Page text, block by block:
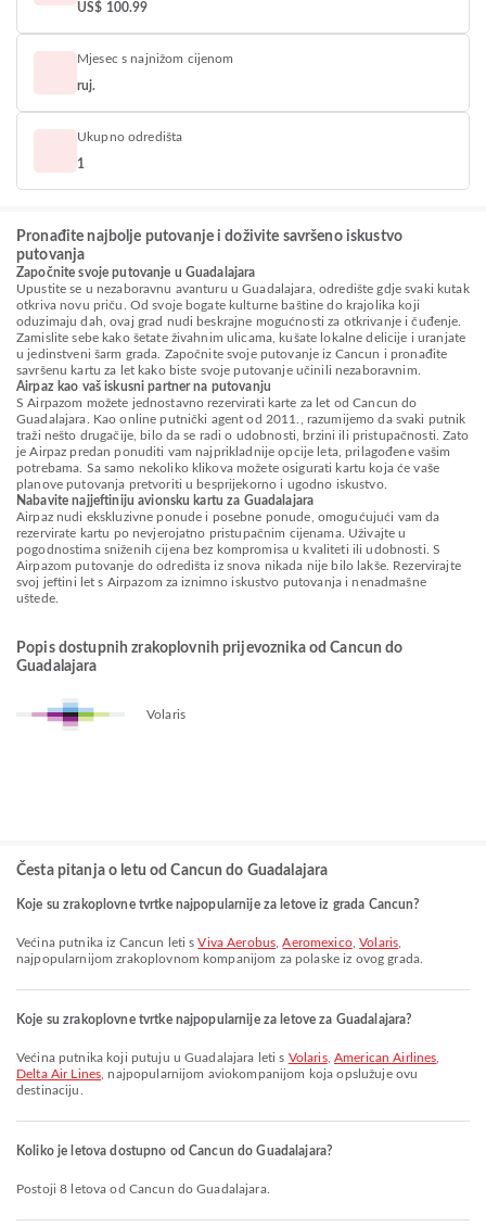
US$ 100.99
Mjesec s najnižom cijenom
ruj.
Ukupno odredišta
1
Pronađite najbolje putovanje i doživite savršeno iskustvo
putovanja
Započnite svoje putovanje u Guadalajara
Upustite se u nezaboravnu avanturu u Guadalajara, odredište gdje svaki kutak
otkriva novu priču. Od svoje bogate kulturne baštine do krajolika koji
oduzimaju dah, ovaj grad nudi beskrajne mogućnosti za otkrivanje i čuđenje.
Zamislite sebe kako šetate živahnim ulicama, kušate lokalne delicije i uranjate
u jedinstveni šarm grada. Započnite svoje putovanje iz Cancun i pronađite
savršenu kartu za let kako biste svoje putovanje učinili nezaboravnim.
Airpaz kao vaš iskusni partner na putovanju
S Airpazom možete jednostavno rezervirati karte za let od Cancun do
Guadalajara. Kao online putnički agent od 2011., razumijemo da svaki putnik
traži nešto drugačije, bilo da se radi o udobnosti, brzini ili pristupačnosti. Zato
je Airpaz predan ponuditi vam najprikladnije opcije leta, prilagođene vašim
potrebama. Sa samo nekoliko klikova možete osigurati kartu koja će vaše
planove putovanja pretvoriti u besprijekorno i ugodno iskustvo.
Nabavite najjeftiniju avionsku kartu za Guadalajara
Airpaz nudi ekskluzivne ponude i posebne ponude, omogućujući vam da
rezervirate kartu po nevjerojatno pristupačnim cijenama. Uživajte u
pogodnostima sniženih cijena bez kompromisa u kvaliteti ili udobnosti. S
Airpazom putovanje do odredišta iz snova nikada nije bilo lakše. Rezervirajte
svoj jeftini let s Airpazom za iznimno iskustvo putovanja i nenadmašne
uštede.
Popis dostupnih zrakoplovnih prijevoznika od Cancun do
Guadalajara
Volaris
Česta pitanja o letu od Cancun do Guadalajara
Koje su zrakoplovne tvrtke najpopularnije za letove iz grada Cancun?
Većina putnika iz Cancun leti sViva Aerobus ,Aeromexico,Volaris
najpopularnijom zrakoplovnom kompanijom za polaske iz ovog grada.
Koje su zrakoplovne tvrtke najpopularnije za letove za Guadalajara?
Većina putnika koji putuju u Guadalajara leti s Volaris, American Airlines
Delta Air Lines , najpopularnijom aviokompanijom koja opslužuje ovu
destinaciju.
Koliko je letova dostupno od Cancun do Guadalajara?
Postoji 8 letova od Cancun do Guadalajara.